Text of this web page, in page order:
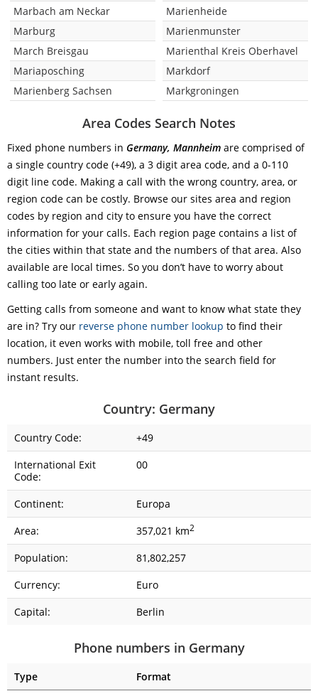
Marbach am Neckar
Marburg
March Breisgau
Mariaposching
Marienberg Sachsen
Marienheide
Marienmunster
Marienthal Kreis Oberhavel
Markdorf
Markgroningen
Area Codes Search Notes
Fixed phone numbers in Germany, Mannheim are comprised of
a single country code (+49), a 3 digit area code, and a 0-110
digit line code. Making a call with the wrong country, area, or
region code can be costly. Browse our sites area and region
codes by region and city to ensure you have the correct
information for your calls. Each region page contains a list of
the cities within that state and the numbers of that area. Also
available are local times. So you don’t have to worry about
calling too late or early again.
Getting calls from someone and want to know what state they
are in? Try our reverse phone number lookup to find their
location, it even works with mobile, toll free and other
numbers. Just enter the number into the search field for
instant results.
Country: Germany
Country Code:
+49
International Exit
Code:
00
Continent:
Europa
Area:
357,021 km2
Population:
81,802,257
Currency:
Euro
Capital:
Berlin
Phone numbers in Germany
Type
Format